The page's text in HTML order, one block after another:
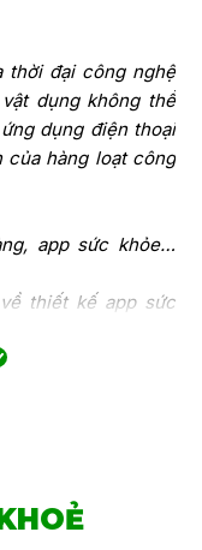
thời đại công nghệ
dụng không thể
dụng điện thoại
của hàng loạt công
app sức khỏe…
thiết kế app sức
HIỆN NAY